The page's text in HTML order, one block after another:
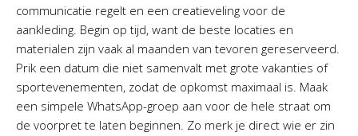
communicatie regelt en een creatieveling voor de
aankleding. Begin op tijd, want de beste locaties en
materialen zijn vaak al maanden van tevoren gereserveerd.
Prik een datum die niet samenvalt met grote vakanties of
sportevenementen, zodat de opkomst maximaal is. Maak
een simpele WhatsApp-groep aan voor de hele straat om
de voorpret te laten beginnen. Zo merk je direct wie er zin